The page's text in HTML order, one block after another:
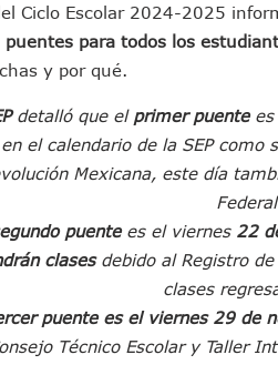
Muere Manolo Solo, Actor
Citan A Siete Integrantes
IMSS Invierte 12.6 MDP
En Abril 2027 Terminarán
Puerto Vallarta Fortalece
Accidente En Un RZR,
Este Viernes, Lemus
Nidos De Lluvia Busca
Morena Cierra Filas Por La
Hallazgo De Yareli
Regresa A Puerto Vallarta
Ra Aguilar Acompaña A
Ciclo Escolar 2024-2025
puentes para todos los
y por qué.
detalló que el primer puentees
en el calendario de la SEP como
Mexicana, este día
puente es el viernes 22
clasesdebido al Registro de
clases
puente es el viernes29 de
Técnico Escolar y Taller